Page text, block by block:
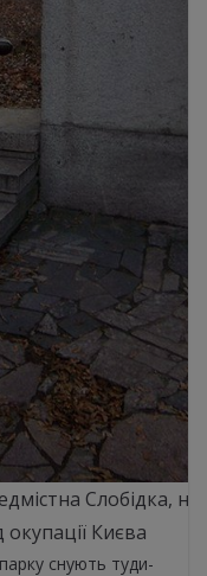
Слобідка,
Києва
снують туди-